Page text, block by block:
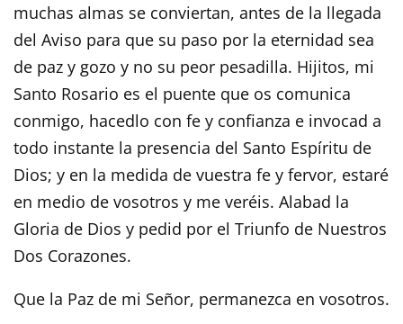
muchas almas se conviertan, antes de la llegada
del Aviso para que su paso por la eternidad sea
de paz y gozo y no su peor pesadilla. Hijitos, mi
Santo Rosario es el puente que os comunica
conmigo, hacedlo con fe y confianza e invocad a
todo instante la presencia del Santo Espíritu de
Dios; y en la medida de vuestra fe y fervor, estaré
en medio de vosotros y me veréis. Alabad la
Gloria de Dios y pedid por el Triunfo de Nuestros
Dos Corazones.
Que la Paz de mi Señor, permanezca en vosotros.